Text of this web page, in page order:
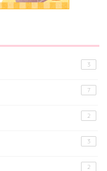
3
7
2
3
2